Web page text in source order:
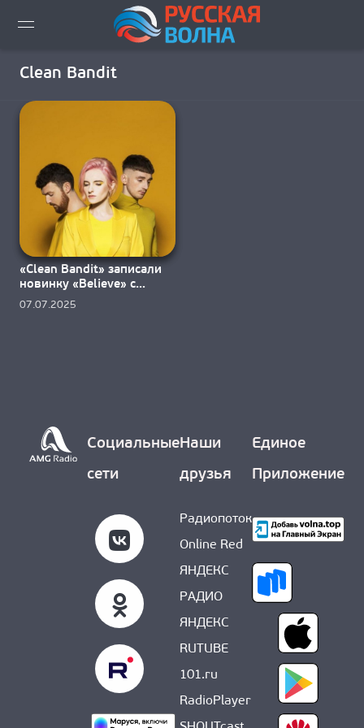
ВИДЕО LIVE
НОВОСТИ
НОВИНКИ ЭФИРА
ПЛЕЙЛИСТ
СКАЧАТЬ ЭФИР
КАК СЛУШАТЬ!?
Clean Bandit
«Clean Bandit» записали
новинку «Believe» с
участием Lloyiso
07.07.2025
Социальные
сети
Наши
друзья
Радиопоток
Online Red
ЯНДЕКС
РАДИО
ЯНДЕКС
RUTUBE
101.ru
RadioPlayer
Единое
Приложение